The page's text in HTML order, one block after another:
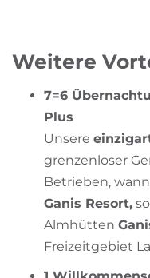
Weitere
7=6
Plus
Unsere
grenzenloser
Betrieben,
Ganis Resort,
Almhütten
Freizeitgebiet